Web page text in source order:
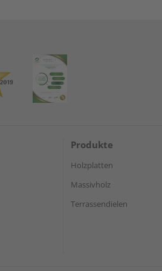
Produkte
Holzplatten
Massivholz
Terrassendielen